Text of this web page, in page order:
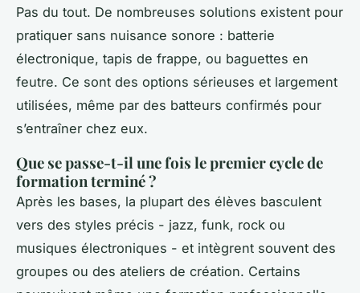
Pas du tout. De nombreuses solutions existent pour
pratiquer sans nuisance sonore : batterie
électronique, tapis de frappe, ou baguettes en
feutre. Ce sont des options sérieuses et largement
utilisées, même par des batteurs confirmés pour
s’entraîner chez eux.
Que se passe-t-il une fois le premier cycle de
formation terminé ?
Après les bases, la plupart des élèves basculent
vers des styles précis - jazz, funk, rock ou
musiques électroniques - et intègrent souvent des
groupes ou des ateliers de création. Certains